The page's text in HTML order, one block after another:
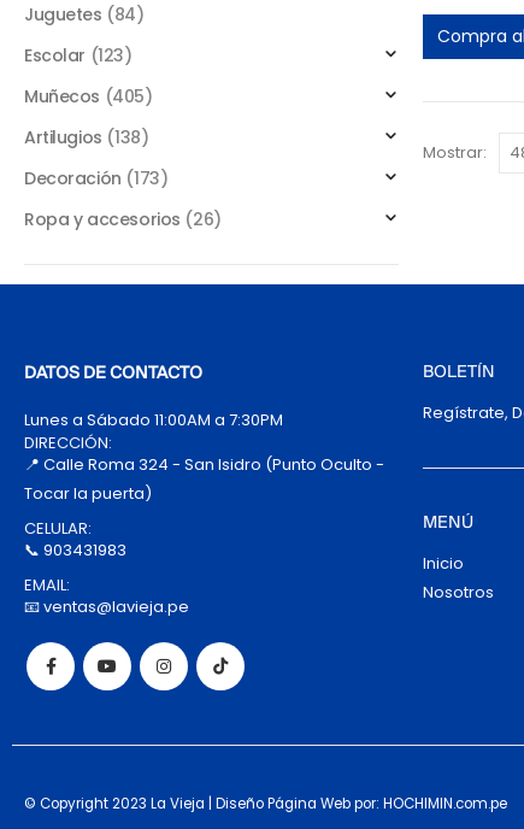
Compra
Mostrar:
Juguetes (84)
Escolar (123)
Muñecos (405)
Artilugios (138)
Decoración (173)
Ropa y accesorios (26)
DATOS DE CONTACTO
Lunes a Sábado 11:00AM a 7:30PM
DIRECCIÓN:
📍 Calle Roma 324 - San Isidro (Punto Oculto -
Tocar la puerta)
CELULAR:
📞 903431983
EMAIL:
📧 ventas@lavieja.pe
BOLETÍN
Regístrate,
MENÚ
Inicio
Nosotros
© Copyright 2023 La Vieja | Diseño Página Web por: HOCHIMIN.com.pe